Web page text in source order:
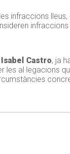
infraccions
Isabel Castro, ja
al·legacions